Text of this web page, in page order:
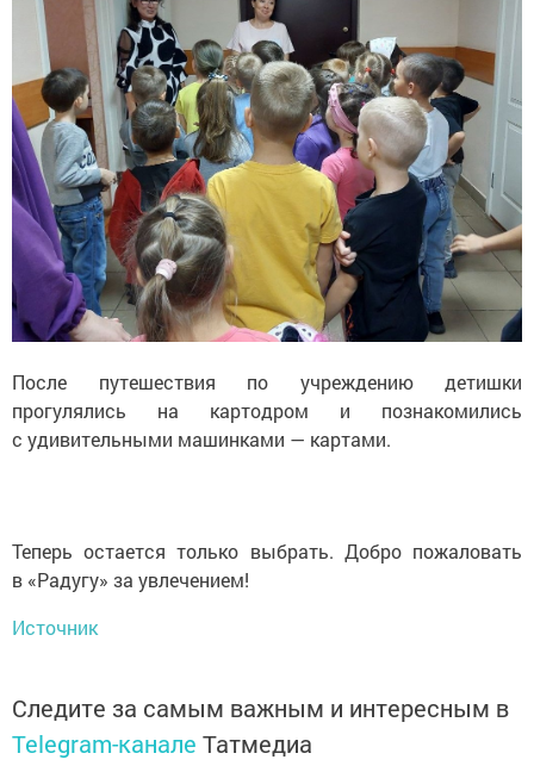
После путешествия по учреждению детишки
прогулялись на картодром и познакомились
с удивительными машинками — картами.
Теперь остается только выбрать. Добро пожаловать
в «Радугу» за увлечением!
Источник
Следите за самым важным и интересным в
Telegram-канале Татмедиа